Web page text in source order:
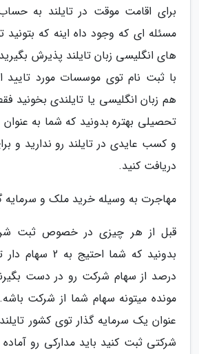
برای اقامت موقت در تایلند به
مسئله ای که وجود داه اینه که بتونید
های انگلیسی زبان تایلند پذیرش
با ثبت نام توی موسسات مورد تایید
هم زبان انگلیسی یا تایلندی
تحصیلی بهتره بدونید که شما به
و کسب عایدی در تایلند رو ندارید و
دریافت کنید.
مهاجرت به وسیله خرید ملک و سرمایه
قبل از هر چیزی در خصوص ثبت
مونده میتونه سهام شما از شرکت
عنوان یک سرمایه گذار توی کشور تایلند
شرکتی ثبت کنید باید مدارکی رو